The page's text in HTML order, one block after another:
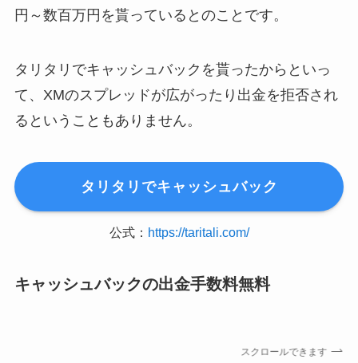
円～数百万円を貰っているとのことです。
タリタリでキャッシュバックを貰ったからといっ
て、XMのスプレッドが広がったり出金を拒否され
るということもありません。
タリタリでキャッシュバック
公式： https://taritali.com/
キャッシュバックの出金手数料無料
スクロールできます